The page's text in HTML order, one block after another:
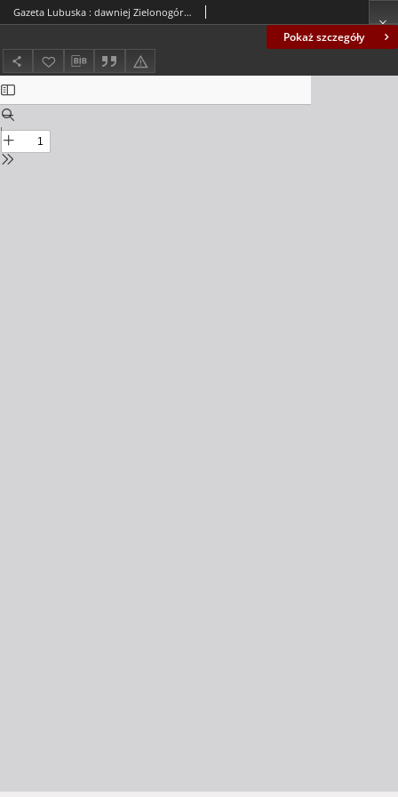
Pokaż szczegóły
Gazeta Lubuska : dawniej Zielonogórska-Gorzowska R. XLII [właśc. XLIII], nr 61 (14 marca 1994). - Wyd. 1